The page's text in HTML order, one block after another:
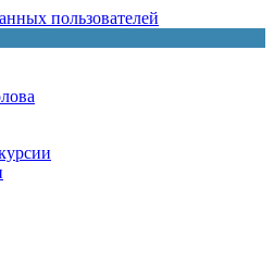
пользователей